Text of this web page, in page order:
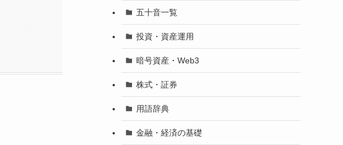
五十音一覧
投資・資産運用
暗号資産・Web3
株式・証券
用語辞典
金融・経済の基礎